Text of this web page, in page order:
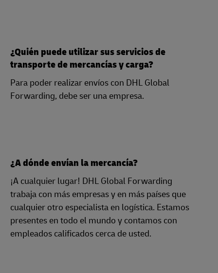
¿Quién puede utilizar sus servicios de
transporte de mercancías y carga?
Para poder realizar envíos con DHL Global
Forwarding, debe ser una empresa.
¿A dónde envían la mercancía?
¡A cualquier lugar! DHL Global Forwarding
trabaja con más empresas y en más países que
cualquier otro especialista en logística. Estamos
presentes en todo el mundo y contamos con
empleados calificados cerca de usted.